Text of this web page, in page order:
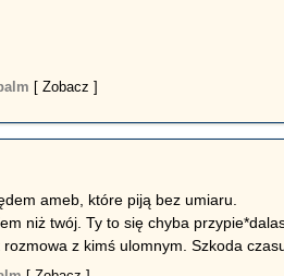
[ Zobacz ]
ameb, które piją bez umiaru.
niż twój. Ty to się chyba
z kimś ulomnym. Szkoda